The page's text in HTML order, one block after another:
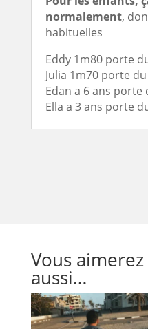
normalement,
habituelles
Eddy 1m80 porte
Julia 1m70 porte du
Edan a 6 ans porte
Ella a 3 ans porte
Vous
aussi…